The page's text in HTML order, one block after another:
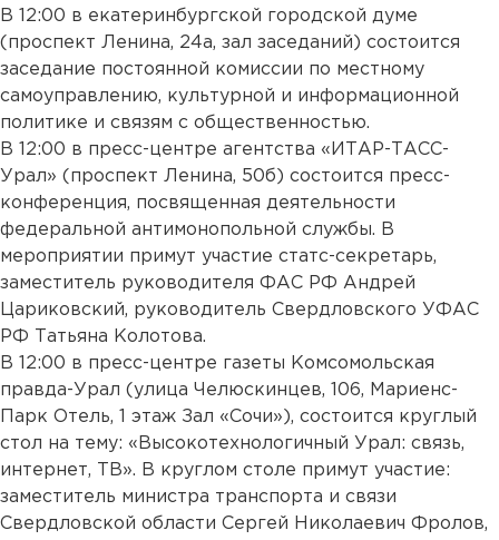
В 12:00 в екатеринбургской городской думе
(проспект Ленина, 24а, зал заседаний) состоится
заседание постоянной комиссии по местному
самоуправлению, культурной и информационной
политике и связям с общественностью.
В 12:00 в пресс-центре агентства «ИТАР-ТАСС-
Урал» (проспект Ленина, 50б) состоится пресс-
конференция, посвященная деятельности
федеральной антимонопольной службы. В
мероприятии примут участие статс-секретарь,
заместитель руководителя ФАС РФ Андрей
Цариковский, руководитель Свердловского УФАС
РФ Татьяна Колотова.
В 12:00 в пресс-центре газеты Комсомольская
правда-Урал (улица Челюскинцев, 106, Мариенс-
Парк Отель, 1 этаж Зал «Сочи»), состоится круглый
стол на тему: «Высокотехнологичный Урал: связь,
интернет, ТВ». В круглом столе примут участие:
заместитель министра транспорта и связи
Свердловской области Сергей Николаевич Фролов,